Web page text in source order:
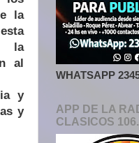
la
la
al
y
y
WHATSAPP
APP DE LA
CLASICOS